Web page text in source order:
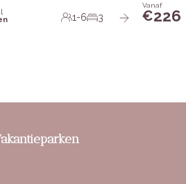
1-6 3
Vanaf
€226